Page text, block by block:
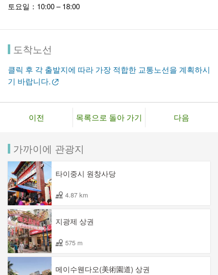
토요일：10:00 – 18:00
도착노선
클릭 후 각 출발지에 따라 가장 적합한 교통노선을 계획하시
기 바랍니다.
이전 목록으로 돌아 가기 다음
가까이에 관광지
타이중시 원창사당
4.87 km
지광제 상권
575 m
메이수웬다오(美術園道) 상권